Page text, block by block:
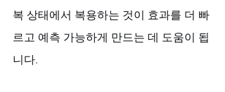
복 상태에서 복용하는 것이 효과를 더 빠
르고 예측 가능하게 만드는 데 도움이 됩
니다.